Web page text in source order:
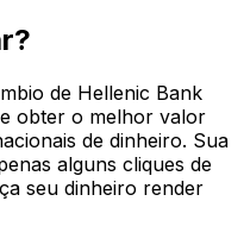
de Hellenic Bank
obter o melhor valor
de dinheiro. Sua
alguns cliques de
seu dinheiro render